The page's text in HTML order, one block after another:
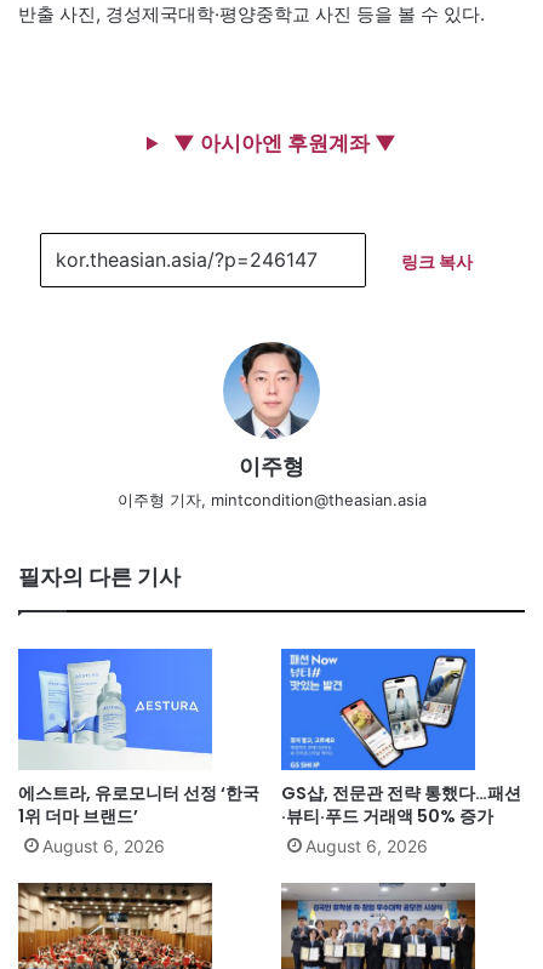
반출 사진, 경성제국대학·평양중학교 사진 등을 볼 수 있다.
▼ 아시아엔 후원계좌 ▼
링크 복사
이주형
이주형 기자, mintcondition@theasian.asia
필자의 다른 기사
에스트라, 유로모니터 선정 ‘한국
1위 더마 브랜드’
August 6, 2026
GS샵, 전문관 전략 통했다…패션
·뷰티·푸드 거래액 50% 증가
August 6, 2026